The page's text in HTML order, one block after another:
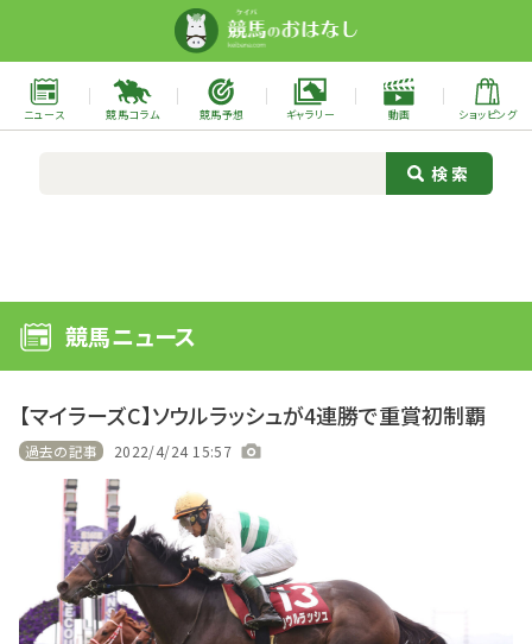
ニュース 競馬コラム 競馬予想 ギャラリー 動画 ショッピング
競馬ニュース
【マイラーズC】ソウルラッシュが4連勝で重賞初制覇
過去の記事 2022/4/24 15:57